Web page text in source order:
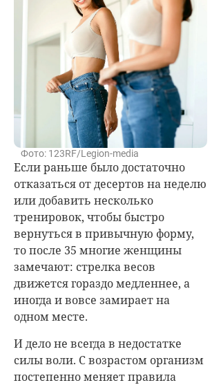
Фото: 123RF/Legion-media
Если раньше было достаточно
отказаться от десертов на неделю
или добавить несколько
тренировок, чтобы быстро
вернуться в привычную форму,
то после 35 многие женщины
замечают: стрелка весов
движется гораздо медленнее, а
иногда и вовсе замирает на
одном месте.
И дело не всегда в недостатке
силы воли. С возрастом организм
постепенно меняет правила